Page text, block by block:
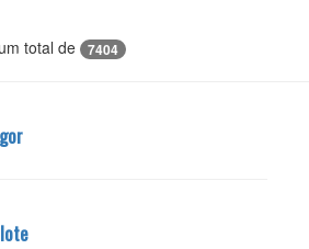
total de 7404